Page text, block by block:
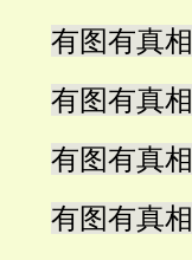
有图有真相
有图有真相
有图有真相
有图有真相